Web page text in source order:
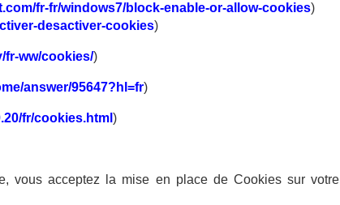
fr-fr/windows7/block-enable-or-allow-cookies)
desactiver-cookies)
fr-ww/cookies/)
answer/95647?hl=fr)
fr/cookies.html )
vous acceptez la mise en place de Cookies sur votre